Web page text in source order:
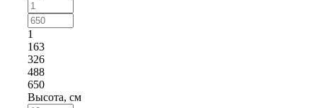
1
163
326
488
650
Высота, см